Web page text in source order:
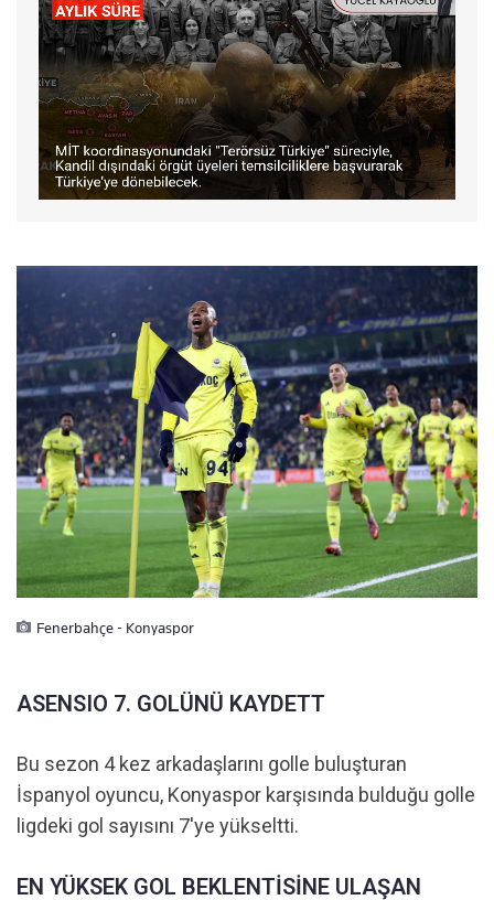
Fenerbahçe - Konyaspor
ASENSIO 7. GOLÜNÜ KAYDETT
Bu sezon 4 kez arkadaşlarını golle buluşturan
İspanyol oyuncu, Konyaspor karşısında bulduğu golle
ligdeki gol sayısını 7'ye yükseltti.
EN YÜKSEK GOL BEKLENTİSİNE ULAŞAN